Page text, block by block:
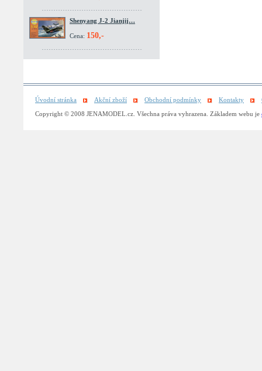
Shenyang J-2 Jianjij…
Cena: 150,-
Úvodní stránka Akční zboží Obchodní podmínky Kontakty
Copyright © 2008 JENAMODEL.cz. Všechna práva vyhrazena. Základem webu je